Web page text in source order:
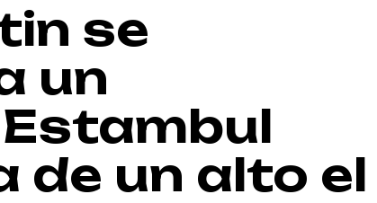
se
un
de un alto el